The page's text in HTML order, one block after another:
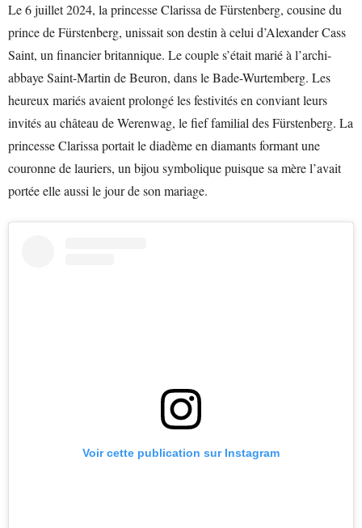
Le 6 juillet 2024, la princesse Clarissa de Fürstenberg, cousine du
prince de Fürstenberg, unissait son destin à celui d’Alexander Cass
Saint, un financier britannique. Le couple s’était marié à l’archi-
abbaye Saint-Martin de Beuron, dans le Bade-Wurtemberg. Les
heureux mariés avaient prolongé les festivités en conviant leurs
invités au château de Werenwag, le fief familial des Fürstenberg. La
princesse Clarissa portait le diadème en diamants formant une
couronne de lauriers, un bijou symbolique puisque sa mère l’avait
portée elle aussi le jour de son mariage.
Voir cette publication sur Instagram